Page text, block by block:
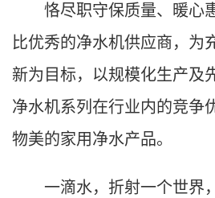
恪尽职守保质量、暖心惠
比优秀的净水机供应商，为
新为目标，以规模化生产及
净水机系列在行业内的竞争
物美的家用净水产品。
一滴水，折射一个世界，